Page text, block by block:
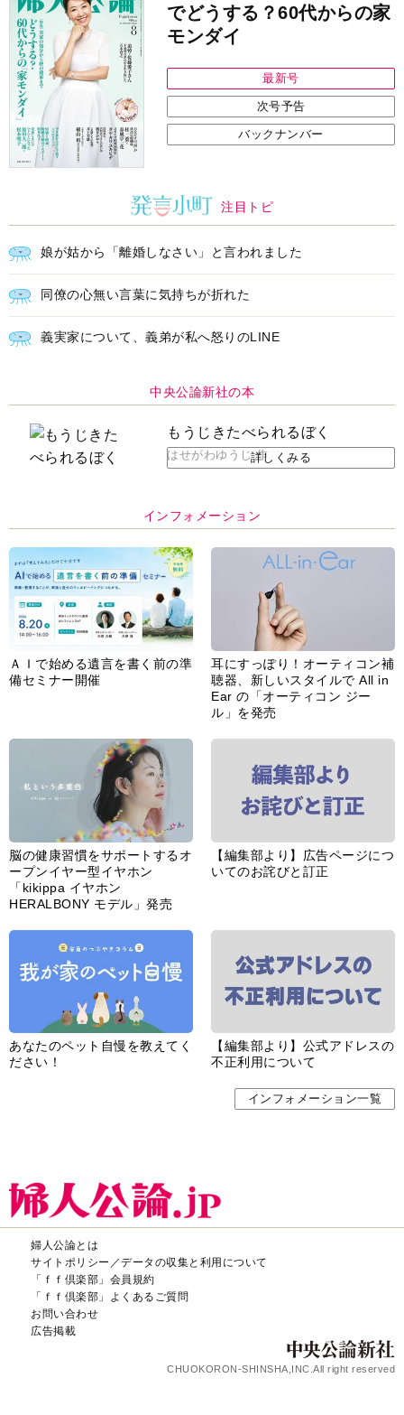
でどうする？60代からの家
モンダイ
最新号
次号予告
バックナンバー
注目トピ
娘が姑から「離婚しなさい」と言われました
同僚の心無い言葉に気持ちが折れた
義実家について、義弟が私へ怒りのLINE
中央公論新社の本
もうじきたべられるぼく
はせがわゆうじ 作詳しくみる
インフォメーション
ＡＩで始める遺言を書く前の準
備セミナー開催
耳にすっぽり！オーティコン補
聴器、新しいスタイルで All in
Ear の「オーティコン ジー
ル」を発売
脳の健康習慣をサポートするオ
ープンイヤー型イヤホン
「kikippa イヤホン
HERALBONY モデル」発売
【編集部より】広告ページにつ
いてのお詫びと訂正
あなたのペット自慢を教えてく
ださい！
【編集部より】公式アドレスの
不正利用について
インフォメーション一覧
婦人公論とは
サイトポリシー／データの収集と利用について
「ｆｆ倶楽部」会員規約
「ｆｆ倶楽部」よくあるご質問
お問い合わせ
広告掲載
CHUOKORON-SHINSHA,INC.All right reserved